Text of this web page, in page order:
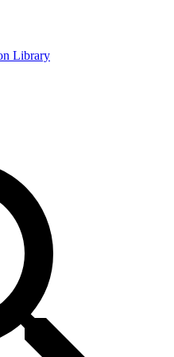
Library